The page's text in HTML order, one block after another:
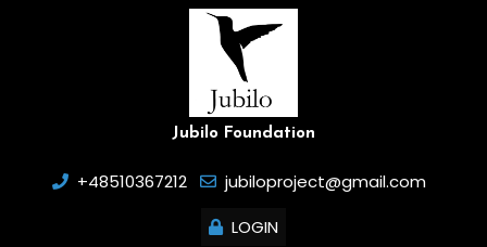
Jubilo Foundation
+48510367212
jubiloproject@gmail.com
LOGIN